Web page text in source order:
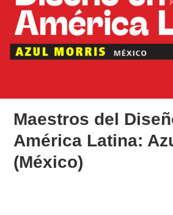
Maestros del
América Latina:
(México)